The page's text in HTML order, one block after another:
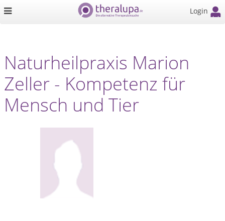
Login
Naturheilpraxis Marion
Zeller - Kompetenz für
Mensch und Tier